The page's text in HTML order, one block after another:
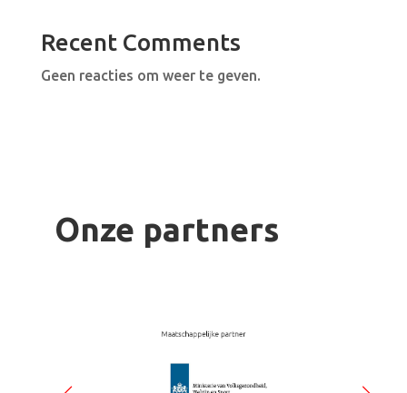
Recent Comments
Geen reacties om weer te geven.
Onze partners